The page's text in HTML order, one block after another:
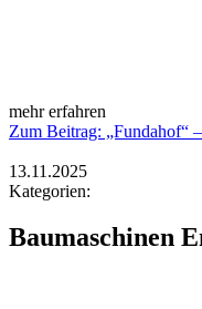
mehr erfahren
Zum Beitrag: „Fundahof“
13.11.2025
Kategorien:
Baumaschinen